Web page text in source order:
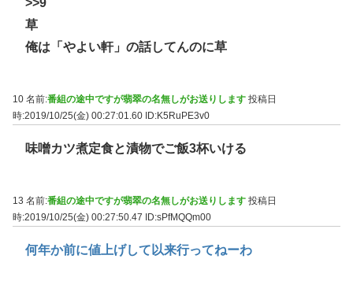
>>9
草
俺は「やよい軒」の話してんのに草
10 名前:番組の途中ですが翡翠の名無しがお送りします 投稿日
時:2019/10/25(金) 00:27:01.60 ID:K5RuPE3v0
味噌カツ煮定食と漬物でご飯3杯いける
13 名前:番組の途中ですが翡翠の名無しがお送りします 投稿日
時:2019/10/25(金) 00:27:50.47 ID:sPfMQQm00
何年か前に値上げして以来行ってねーわ